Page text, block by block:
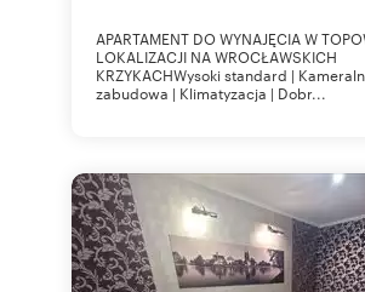
APARTAMENT DO WYNAJĘCIA W
LOKALIZACJI NA WROCŁAWSKICH
KRZYKACHWysoki standard |
zabudowa | Klimatyzacja | Dobr...